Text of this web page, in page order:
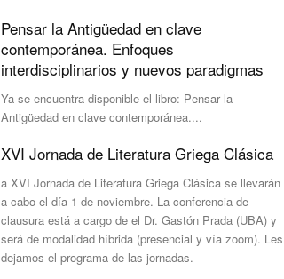
Pensar la Antigüedad en clave
contemporánea. Enfoques
interdisciplinarios y nuevos paradigmas
Ya se encuentra disponible el libro: Pensar la
Antigüedad en clave contemporánea....
XVI Jornada de Literatura Griega Clásica
a XVI Jornada de Literatura Griega Clásica se llevarán
a cabo el día 1 de noviembre. La conferencia de
clausura está a cargo de el Dr. Gastón Prada (UBA) y
será de modalidad híbrida (presencial y vía zoom). Les
dejamos el programa de las jornadas.